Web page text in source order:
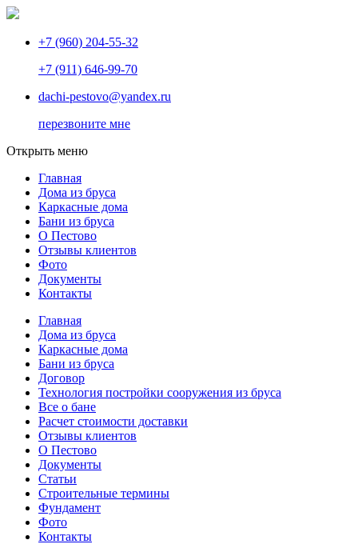
+7 (960) 204-55-32
+7 (911) 646-99-70
dachi-pestovo@yandex.ru
перезвоните мне
Открыть меню
Главная
Дома из бруса
Каркасные дома
Бани из бруса
О Пестово
Отзывы клиентов
Фото
Документы
Контакты
Главная
Дома из бруса
Каркасные дома
Бани из бруса
Договор
Технология постройки сооружения из бруса
Все о бане
Расчет стоимости доставки
Отзывы клиентов
О Пестово
Документы
Статьи
Строительные термины
Фундамент
Фото
Контакты